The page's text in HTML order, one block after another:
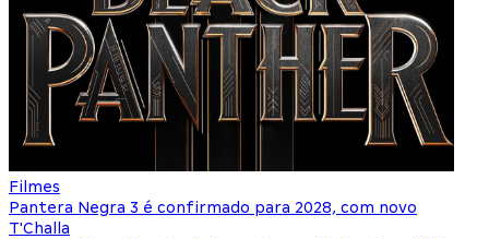
Filmes
Pantera Negra 3 é confirmado para 2028, com novo
T'Challa